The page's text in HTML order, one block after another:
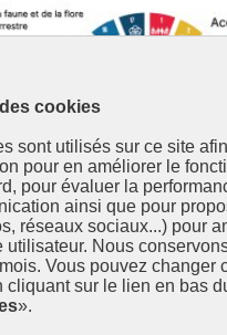
cookies
sont utilisés sur ce site
pour en améliorer le
pour évaluer la
ainsi que pour
réseaux sociaux...) pour
utilisateur. Nous
Vous pouvez changer
cliquant sur le lien en bas
».